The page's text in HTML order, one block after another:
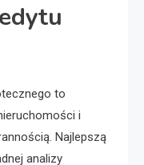
to
i
Najlepszą
analizy